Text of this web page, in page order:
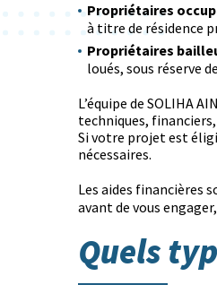
Propriétaires
à titre de résidence
Propriétaires
loués, sous réserve
L’équipe de SOLIHA
techniques,
Si votre projet est
nécessaires.
Les aides financières
avant de vous
Quels